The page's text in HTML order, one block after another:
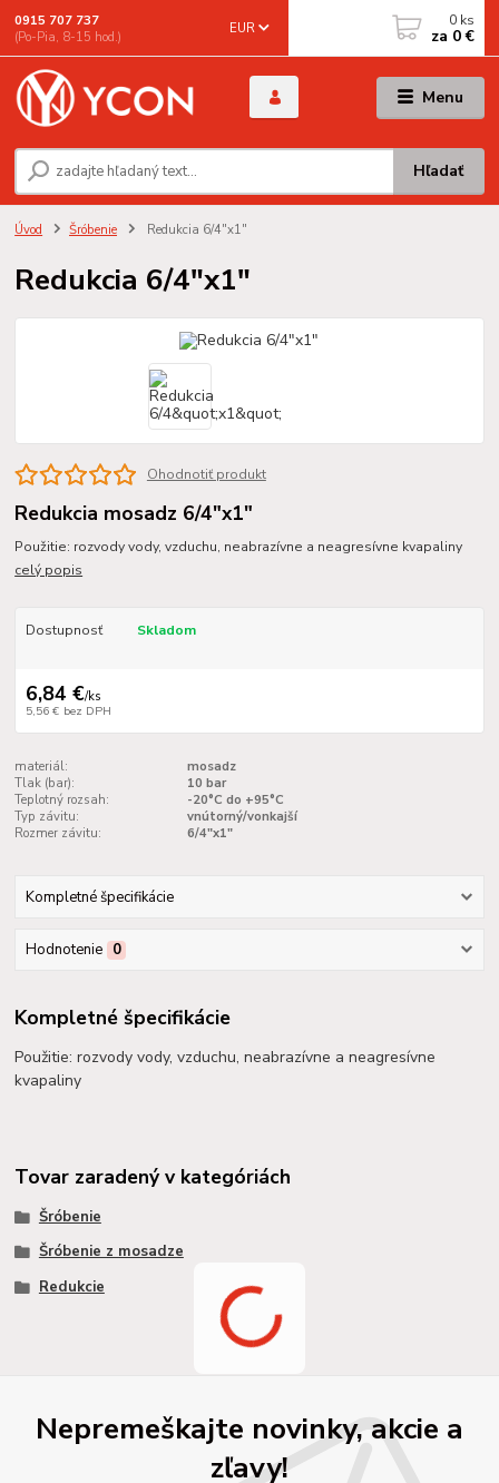
Menu
EUR
Hľadať
0915 707 737
(Po-Pia, 8-15 hod.)
0 ks
za 0 €
Úvod Šróbenie Redukcia 6/4"x1"
Redukcia 6/4"x1"
Ohodnotiť produkt
Redukcia mosadz 6/4"x1"
Použitie: rozvody vody, vzduchu, neabrazívne a neagresívne kvapaliny
celý popis
Dostupnosť Skladom
6,84 €/ks
5,56 € bez DPH
materiál:
mosadz
Tlak (bar):
10 bar
Teplotný rozsah:
-20°C do +95°C
Typ závitu:
vnútorný/vonkajší
Rozmer závitu:
6/4"x1"
Kompletné špecifikácie
Hodnotenie 0
Kompletné špecifikácie
Použitie: rozvody vody, vzduchu, neabrazívne a neagresívne
kvapaliny
Tovar zaradený v kategóriách
Šróbenie
Šróbenie z mosadze
Redukcie
Nepremeškajte novinky, akcie a
zľavy!